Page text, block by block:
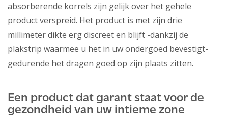
absorberende korrels zijn gelijk over het gehele
product verspreid. Het product is met zijn drie
millimeter dikte erg discreet en blijft -dankzij de
plakstrip waarmee u het in uw ondergoed bevestigt-
gedurende het dragen goed op zijn plaats zitten.
Een product dat garant staat voor de
gezondheid van uw intieme zone